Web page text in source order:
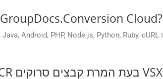
האם יש ערכות SDK זמינות עבור ממשקי API של GroupDocs.Conversion Cloud?